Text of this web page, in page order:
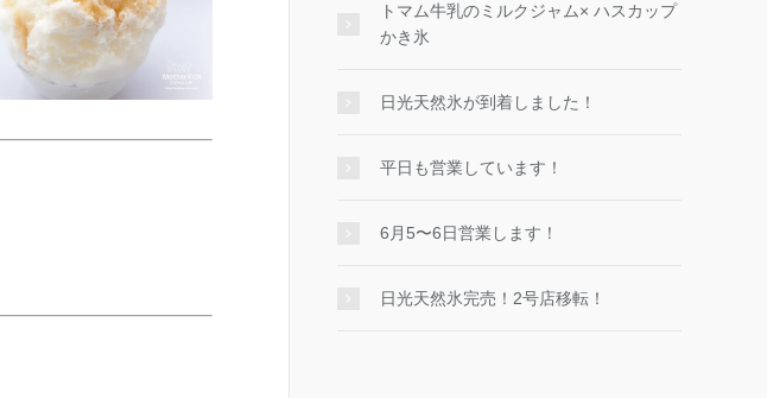
トマム牛乳のミルクジャム× ハスカップ
かき氷
日光天然氷が到着しました！
平日も営業しています！
6月5〜6日営業します！
日光天然氷完売！2号店移転！